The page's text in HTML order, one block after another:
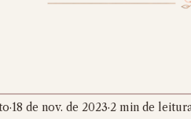
18 de nov. de 2023 2 min de